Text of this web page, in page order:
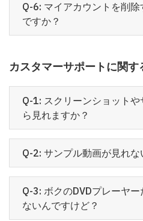
Q-6: マイアカウントを削
ですか？
カスタマーサポートに関
Q-1: スクリーンショット
ら見れますか？
Q-2: サンプル動画が見れな
Q-3: ボクのDVDプレーヤ
ないんですけど？